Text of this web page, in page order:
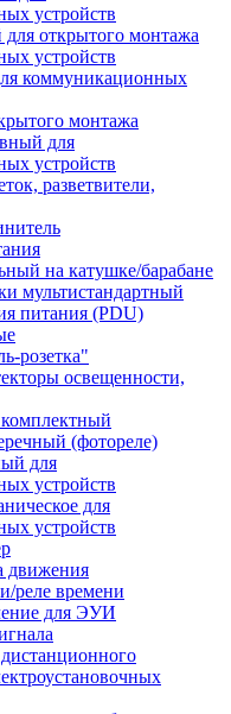
устройств
открытого монтажа
устройств
коммуникационных
монтажа
для
устройств
разветвители,
на катушке/барабане
мультистандартный
питания (PDU)
розетка"
освещенности,
(фотореле)
для
устройств
для
устройств
движения
реле времени
для ЭУИ